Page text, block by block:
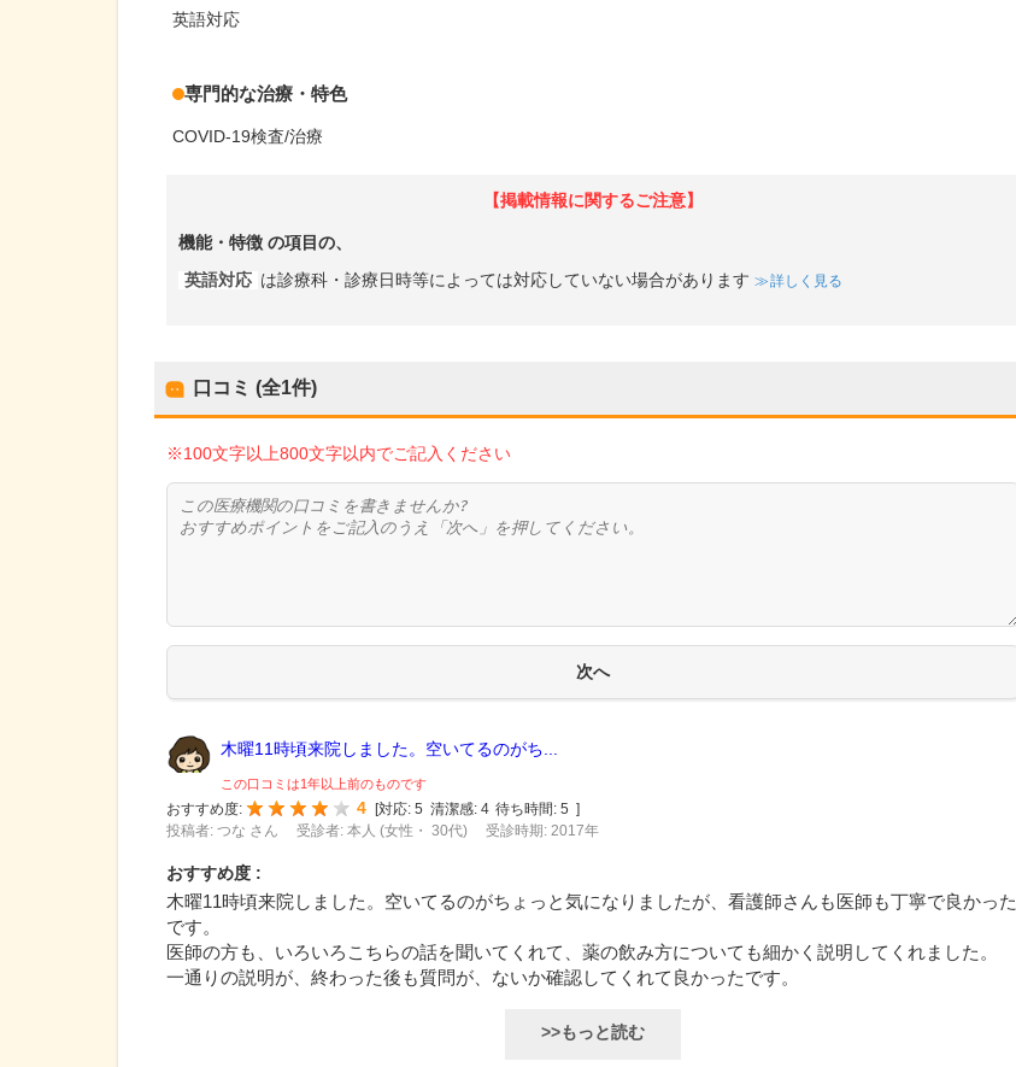
英語対応
専門的な治療・特色
COVID-19検査/治療
【掲載情報に関するご注意】
機能・特徴 の項目の、
英語対応 は診療科・診療日時等によっては対応していない場合があります 詳しく見る
口コミ (全1件)
※100文字以上800文字以内でご記入ください
木曜11時頃来院しました。空いてるのがち...
この口コミは1年以上前のものです
おすすめ度:
4 対応: 5 清潔感: 4 待ち時間: 5
投稿者: つな さん
受診者: 本人 (女性・ 30代) 受診時期: 2017年
おすすめ度 :
木曜11時頃来院しました。空いてるのがちょっと気になりましたが、看護師さんも医師も丁寧で良かった
です。
医師の方も、いろいろこちらの話を聞いてくれて、薬の飲み方についても細かく説明してくれました。
一通りの説明が、終わった後も質問が、ないか確認してくれて良かったです。
>>もっと読む